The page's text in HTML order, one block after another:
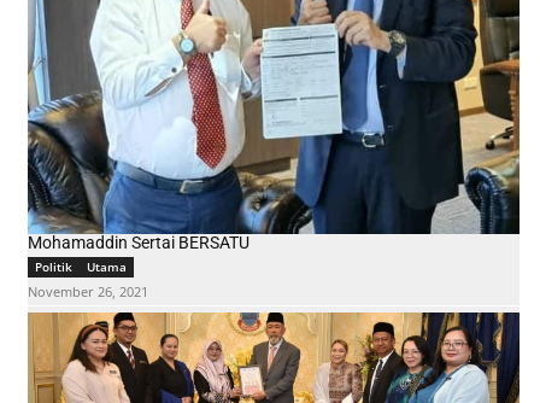
Mohamaddin Sertai BERSATU
Politik Utama
November 26, 2021